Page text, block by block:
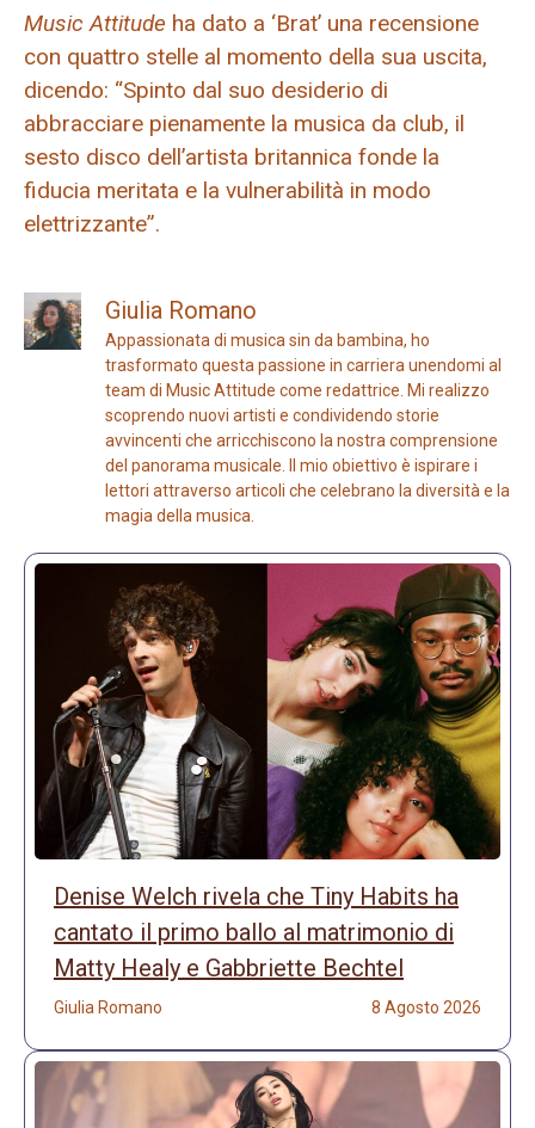
Music Attitude ha dato a ‘Brat’ una recensione
con quattro stelle al momento della sua uscita,
dicendo: “Spinto dal suo desiderio di
abbracciare pienamente la musica da club, il
sesto disco dell’artista britannica fonde la
fiducia meritata e la vulnerabilità in modo
elettrizzante”.
Giulia Romano
Appassionata di musica sin da bambina, ho
trasformato questa passione in carriera unendomi al
team di Music Attitude come redattrice. Mi realizzo
scoprendo nuovi artisti e condividendo storie
avvincenti che arricchiscono la nostra comprensione
del panorama musicale. Il mio obiettivo è ispirare i
lettori attraverso articoli che celebrano la diversità e la
magia della musica.
Denise Welch rivela che Tiny Habits ha
cantato il primo ballo al matrimonio di
Matty Healy e Gabbriette Bechtel
Giulia Romano 8 Agosto 2026